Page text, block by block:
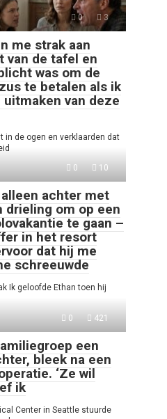
0 3
me strak aan
van de tafel en
was om de
te betalen als ik
van deze
in de ogen en verklaarden dat
0 10
achter met
drieling om op een
te gaan –
in het resort
dat hij me
schreeuwde
Ik geloofde Ethan toen hij
0 421
een
bleek na een
‘Ze wil
ik
Center in Seattle stuurde